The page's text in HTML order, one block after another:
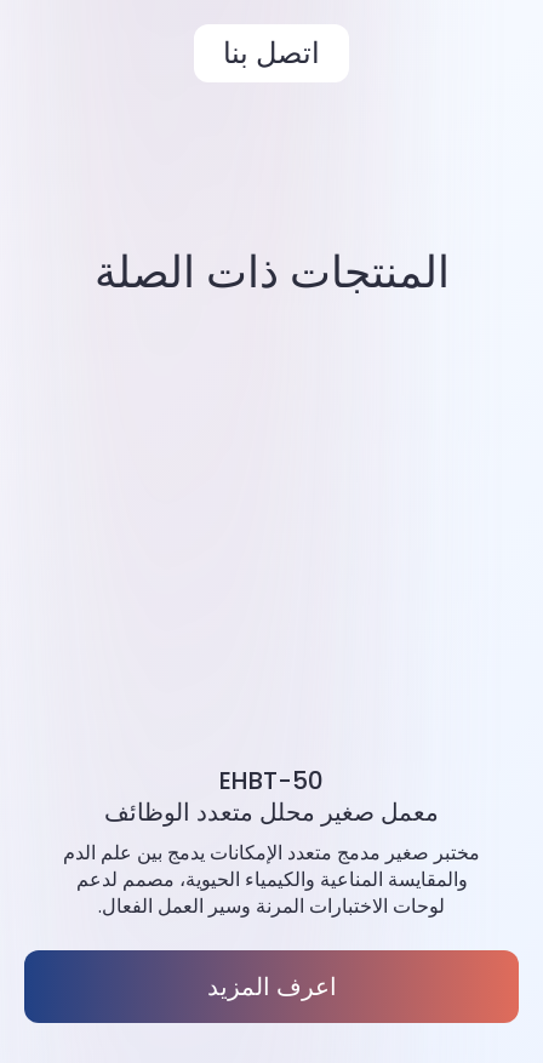
اتصل بنا
المنتجات ذات الصلة
EHBT-50
معمل صغير محلل متعدد الوظائف
مختبر صغير مدمج متعدد الإمكانات يدمج بين علم الدم
والمقايسة المناعية والكيمياء الحيوية، مصمم لدعم
لوحات الاختبارات المرنة وسير العمل الفعال.
اعرف المزيد